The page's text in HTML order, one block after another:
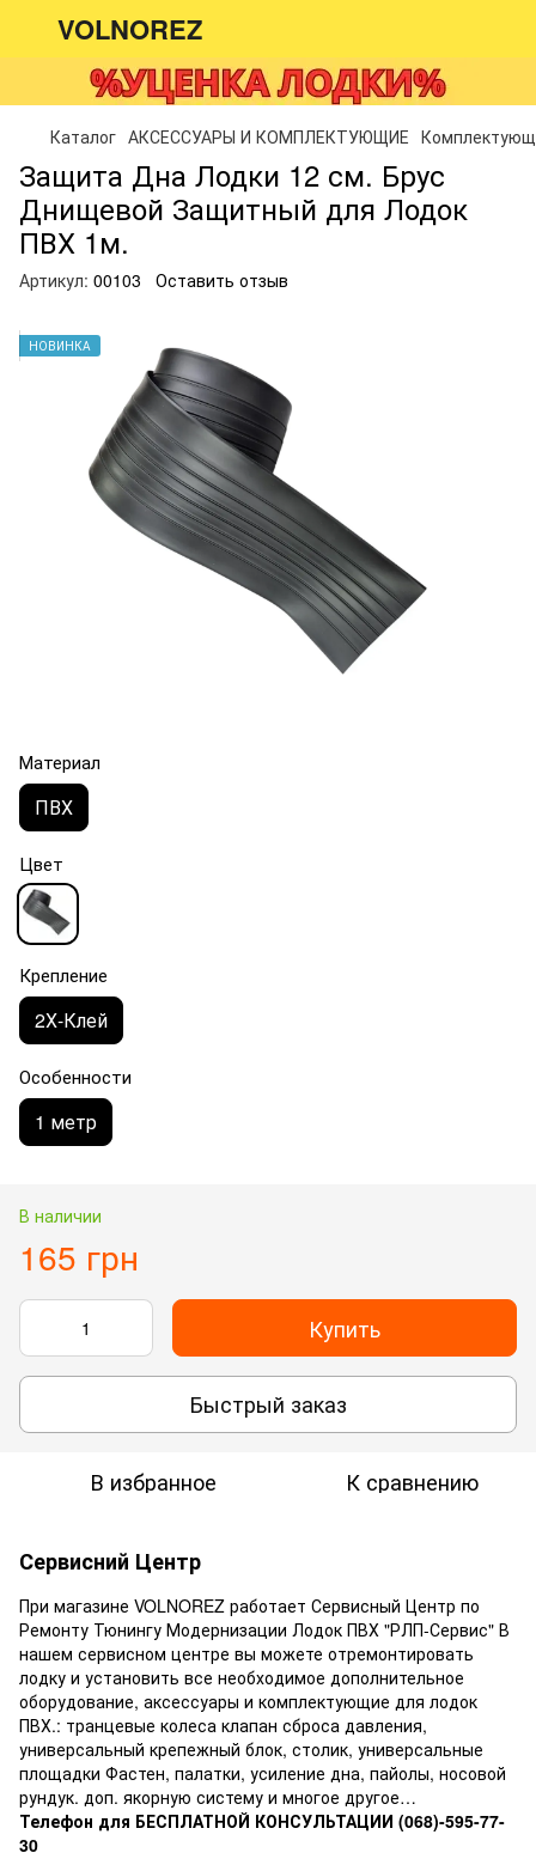
VOLNOREZ
Каталог АКСЕССУАРЫ И КОМПЛЕКТУЮЩИЕ
Защита Дна Лодки 12 см. Брус
Днищевой Защитный для Лодок
ПВХ 1м.
Артикул: 00103 Оставить отзыв
НОВИНКА
Материал
ПВХ
Цвет
Крепление
2Х-Клей
Особенности
1 метр
В наличии
165 грн
Купить
Быстрый заказ
В избранное К сравнению
Сервисний Центр
При магазине VOLNOREZ работает Сервисный Центр по
Ремонту Тюнингу Модернизации Лодок ПВХ "РЛП-Сервис" В
нашем сервисном центре вы можете отремонтировать
лодку и установить все необходимое дополнительное
оборудование, аксессуары и комплектующие для лодок
ПВХ.: транцевые колеса клапан сброса давления,
универсальный крепежный блок, столик, универсальные
площадки Фастен, палатки, усиление дна, пайолы, носовой
рундук. доп. якорную систему и многое другое…
Телефон для БЕСПЛАТНОЙ КОНСУЛЬТАЦИИ (068)-595-77-
30